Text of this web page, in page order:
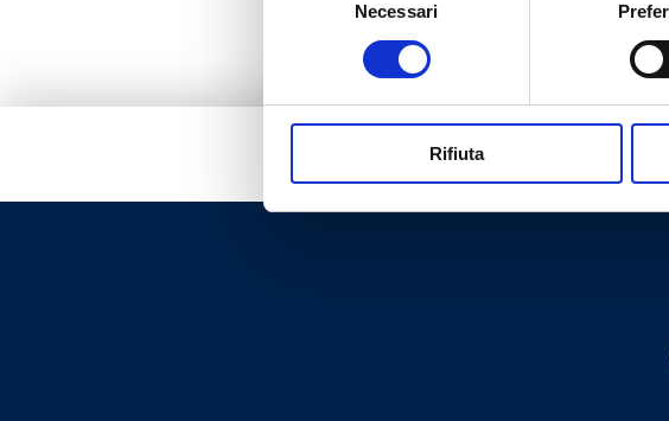
Necessari
Rifiuta